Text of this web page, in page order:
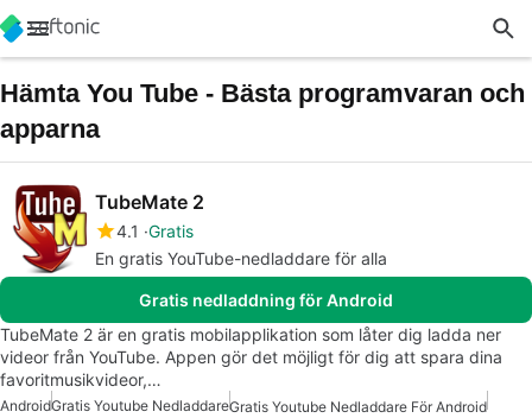
Hämta You Tube - Bästa programvaran och
apparna
TubeMate 2
4.1 Gratis
En gratis YouTube-nedladdare för alla
Gratis nedladdning för Android
TubeMate 2 är en gratis mobilapplikation som låter dig ladda ner
videor från YouTube. Appen gör det möjligt för dig att spara dina
favoritmusikvideor,…
AndroidGratis Youtube NedladdareGratis Youtube Nedladdare För Android